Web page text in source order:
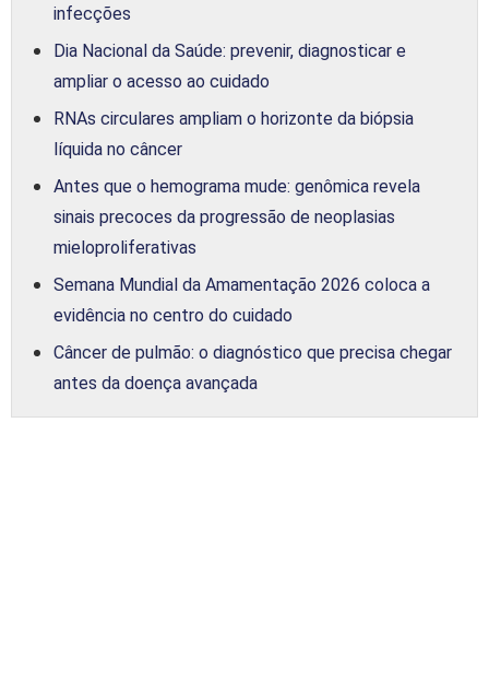
infecções
Dia Nacional da Saúde: prevenir, diagnosticar e
ampliar o acesso ao cuidado
RNAs circulares ampliam o horizonte da biópsia
líquida no câncer
Antes que o hemograma mude: genômica revela
sinais precoces da progressão de neoplasias
mieloproliferativas
Semana Mundial da Amamentação 2026 coloca a
evidência no centro do cuidado
Câncer de pulmão: o diagnóstico que precisa chegar
antes da doença avançada